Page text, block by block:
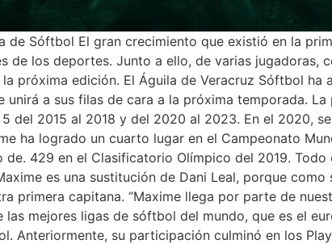
de Sóftbol El gran crecimiento que existió en la
de los deportes. Junto a ello, de varias jugadoras,
próxima edición. El Águila de Veracruz Sóftbol ha
a sus filas de cara a la próxima temporada.
del 2015 al 2018 y del 2020 al 2023. En el 2020,
ha logrado un cuarto lugar en el Campeonato
429 en el Clasificatorio Olímpico del 2019.
es una sustitución de Dani Leal, porque
primera capitana. “Maxime llega por parte de
mejores ligas de sóftbol del mundo, que es el
Anteriormente, su participación culminó en los